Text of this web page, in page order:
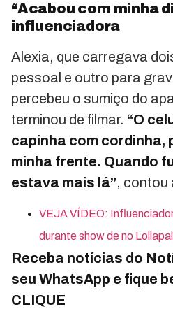
“Acabou com minha
influenciadora
Alexia, que carregava
pessoal e outro para
percebeu o sumiço do
terminou de filmar. “O
capinha com cordinha,
minha frente. Quando
estava mais lá”, contou
VEJA VÍDEO:
durante show de no
Receba notícias do
seu WhatsApp e fique
CLIQUE